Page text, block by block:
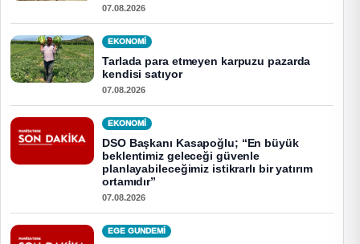
07.08.2026
EKONOMI
Tarlada para etmeyen karpuzu pazarda
kendisi satıyor
07.08.2026
EKONOMI
DSO Başkanı Kasapoğlu; “En büyük
beklentimiz geleceği güvenle
planlayabileceğimiz istikrarlı bir yatırım
ortamıdır”
07.08.2026
EGE GUNDEMİ